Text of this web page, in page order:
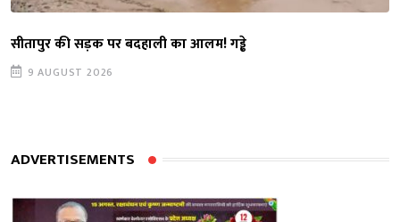
सीतापुर की सड़क पर बदहाली का आलम! गड्ढे
9 AUGUST 2026
ADVERTISEMENTS